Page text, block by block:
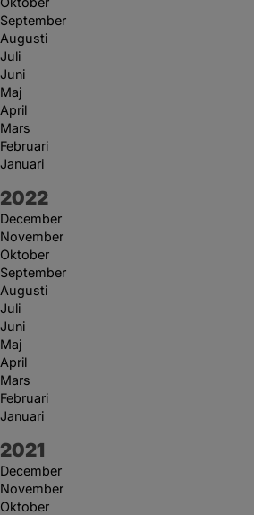
September
Augusti
Juli
Juni
Maj
April
Mars
Februari
Januari
År:
2022
December
November
Oktober
September
Augusti
Juli
Juni
Maj
April
Mars
Februari
Januari
År:
2021
December
November
Oktober